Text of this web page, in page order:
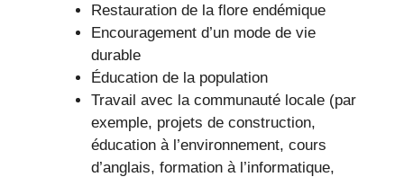
Restauration de la flore endémique
Encouragement d’un mode de vie
durable
Éducation de la population
Travail avec la communauté locale (par
exemple, projets de construction,
éducation à l’environnement, cours
d’anglais, formation à l’informatique,